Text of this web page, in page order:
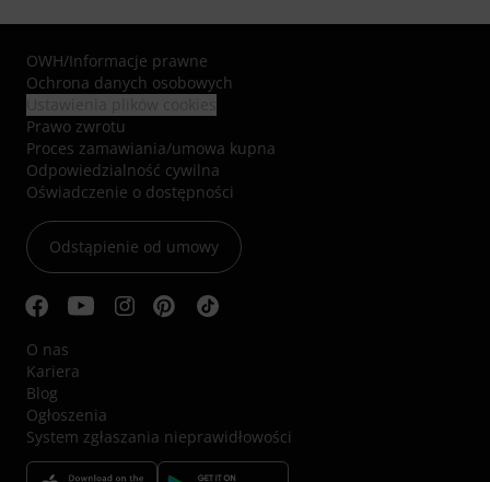
OWH/Informacje prawne
Ochrona danych osobowych
Prawo zwrotu
Proces zamawiania/umowa kupna
Odpowiedzialność cywilna
Oświadczenie o dostępności
Odstąpienie od umowy
O nas
Kariera
Blog
Ogłoszenia
System zgłaszania nieprawidłowości